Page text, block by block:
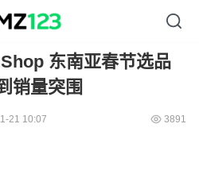
东南亚春节选品
销量突围
21 10:07 3891